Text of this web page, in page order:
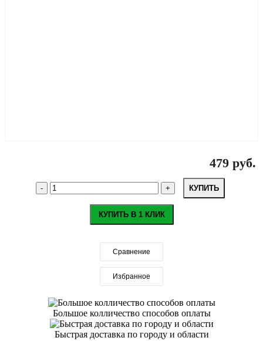
479 руб.
КУПИТЬ
КУПИТЬ В 1 КЛИК
Сравнение
Избранное
Большое колличество способов оплаты
Быстрая доставка по городу и области